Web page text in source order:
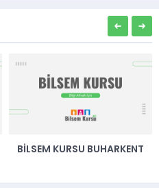
BILSEM KURSU BUHARKENT